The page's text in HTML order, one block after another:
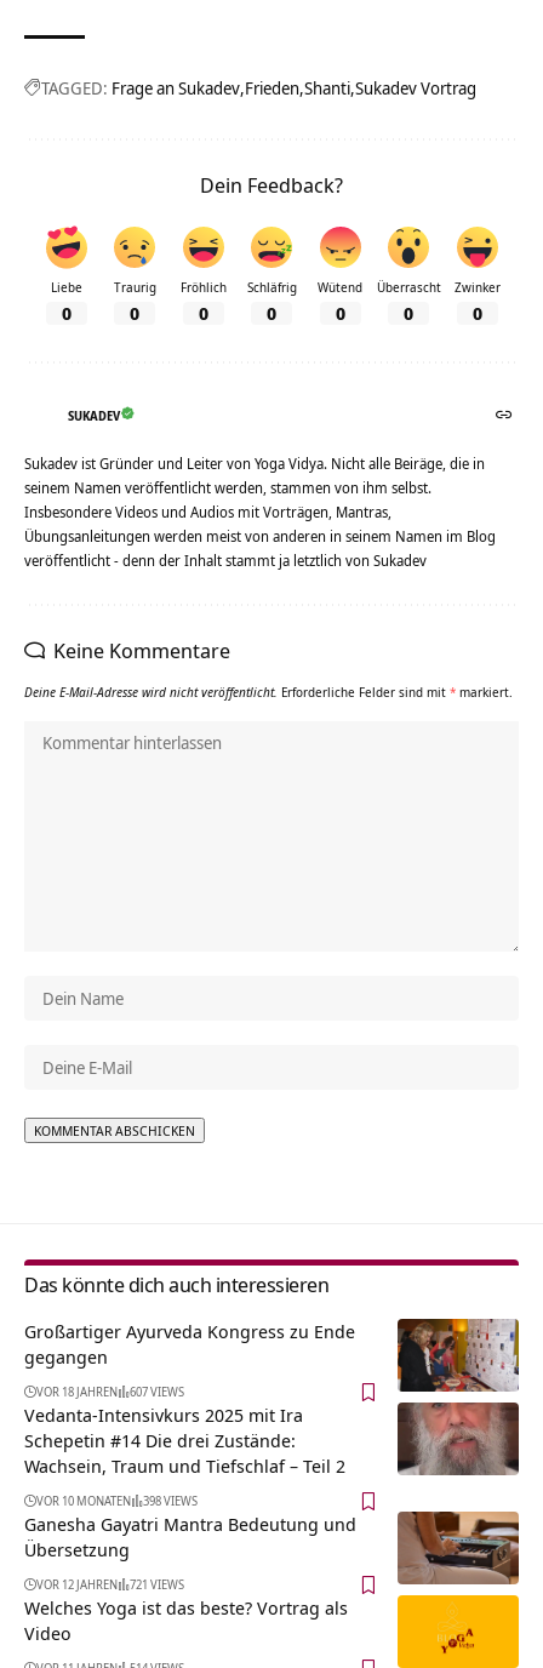
TAGGED: Frage an Sukadev Frieden Shanti Sukadev Vortrag
Dein Feedback?
Liebe
0
Traurig
0
Fröhlich
0
Schläfrig
0
Wütend
0
Überrascht
0
Zwinker
0
SUKADEV
Sukadev ist Gründer und Leiter von Yoga Vidya. Nicht alle Beiräge, die in
seinem Namen veröffentlicht werden, stammen von ihm selbst.
Insbesondere Videos und Audios mit Vorträgen, Mantras,
Übungsanleitungen werden meist von anderen in seinem Namen im Blog
veröffentlicht - denn der Inhalt stammt ja letztlich von Sukadev
Keine Kommentare
Deine E-Mail-Adresse wird nicht veröffentlicht. Erforderliche Felder sind mit * markiert.
Das könnte dich auch interessieren
Großartiger Ayurveda Kongress zu Ende
gegangen
VOR 18 JAHREN 607 VIEWS
Vedanta-Intensivkurs 2025 mit Ira
Schepetin #14 Die drei Zustände:
Wachsein, Traum und Tiefschlaf – Teil 2
VOR 10 MONATEN 398 VIEWS
Ganesha Gayatri Mantra Bedeutung und
Übersetzung
VOR 12 JAHREN 721 VIEWS
Welches Yoga ist das beste? Vortrag als
Video